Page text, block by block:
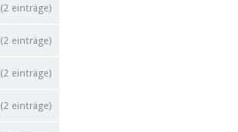
(2 einträge)
(2 einträge)
(2 einträge)
(2 einträge)